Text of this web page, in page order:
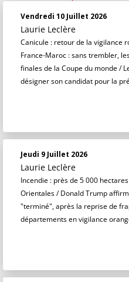
Vendredi 10 Juillet 2026
Laurie Leclère
Canicule : retour de la vigilance
France-Maroc : sans trembler,
finales de la Coupe du monde /
désigner son candidat pour la
Jeudi 9 Juillet 2026
Laurie Leclère
Incendie : près de 5 000
Orientales / Donald Trump
"terminé", après la reprise de
départements en vigilance